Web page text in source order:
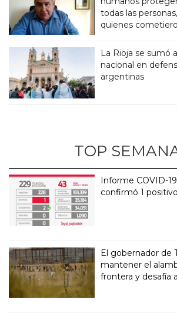
todas las
quienes
La Rioja se sumó
nacional en
argentinas
TOP
Informe COVID-
confirmó 1
El gobernador de
mantener el
frontera y desafía